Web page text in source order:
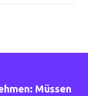
Müssen